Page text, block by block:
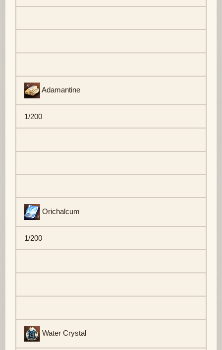
Adamantine
1/200
Orichalcum
1/200
Water Crystal